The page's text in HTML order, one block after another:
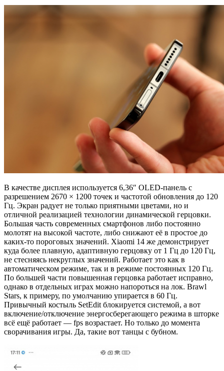
В качестве дисплея используется 6,36″ OLED-панель с
разрешением 2670 × 1200 точек и частотой обновления до 120
Гц. Экран радует не только приятными цветами, но и
отличной реализацией технологии динамической герцовки.
Большая часть современных смартфонов либо постоянно
молотят на высокой частоте, либо снижают её в простое до
каких-то пороговых значений. Xiaomi 14 же демонстрирует
куда более плавную, адаптивную герцовку от 1 Гц до 120 Гц,
не стесняясь некруглых значений. Работает это как в
автоматическом режиме, так и в режиме постоянных 120 Гц.
По большей части повышенная герцовка работает исправно,
однако в отдельных играх можно напороться на лок. Brawl
Stars, к примеру, по умолчанию упирается в 60 Гц.
Привычный костыль SetEdit блокируется системой, а вот
включение/отключение энергосберегающего режима в шторке
всё ещё работает — fps возрастает. Но только до момента
сворачивания игры. Да, такие вот танцы с бубном.